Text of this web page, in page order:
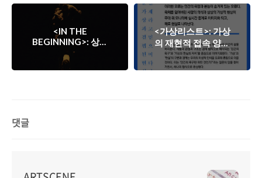
<IN THE
BEGINNING>: 상징
을 조율하는 리듬들
<가상리스트>: 가상
의 재현적 접속 양태
들
댓글